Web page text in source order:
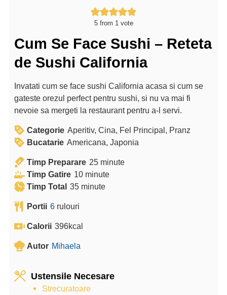
5from 1 vote
Cum Se Face Sushi – Reteta
de Sushi California
Invatati cum se face sushi California acasa si cum se
gateste orezul perfect pentru sushi, si nu va mai fi
nevoie sa mergeti la restaurant pentru a-l servi.
Categorie Aperitiv, Cina, Fel Principal, Pranz
Bucatarie Americana, Japonia
Timp Preparare 25m
i
n
minute
Timp Gatire 10m
i
minute
Timp Total 35m
n
u
e
minute
Portii 6 rulouri
Calorii 396kcal
Autor Mihaela
Ustensile Necesare
Strecuratoare